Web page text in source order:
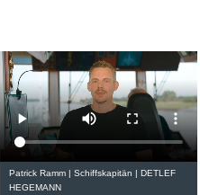
Patrick Ramm | Schiffs­ka­pi­tän | DETLEF
HEGEMANN